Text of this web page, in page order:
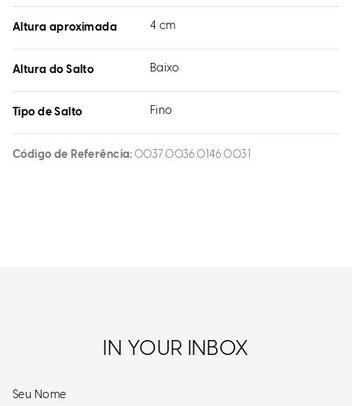
Altura aproximada 4 cm
Altura do Salto Baixo
Tipo de Salto Fino
Código de Referência 0037.0036.0146.0031
IN YOUR INBOX